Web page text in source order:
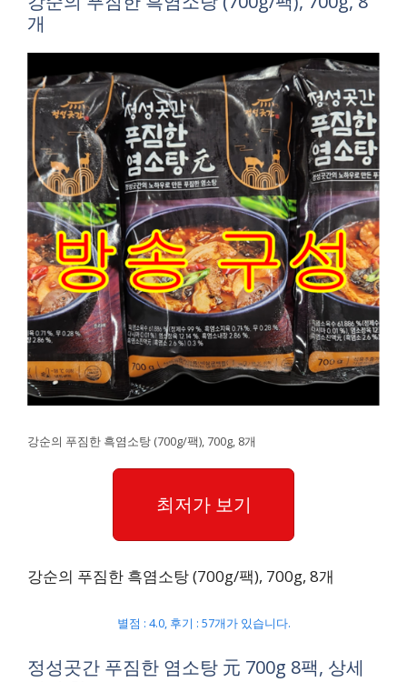
개
강순의 푸짐한 흑염소탕 (700g/팩), 700g, 8개
최저가 보기
강순의 푸짐한 흑염소탕 (700g/팩), 700g, 8개
별점 : 4.0, 후기 : 57개가 있습니다.
정성곳간 푸짐한 염소탕 元 700g 8팩, 상세